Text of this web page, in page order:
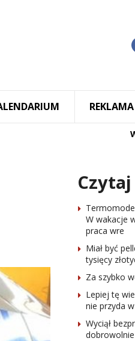
REKLAMA
W wakacje
praca wre
Miał być
tysięcy
Za szybko
Lepiej tę
nie przyda
Wyciął
dobrowolnie